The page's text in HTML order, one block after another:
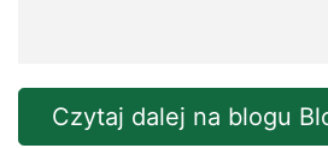
Czytaj dalej na blogu